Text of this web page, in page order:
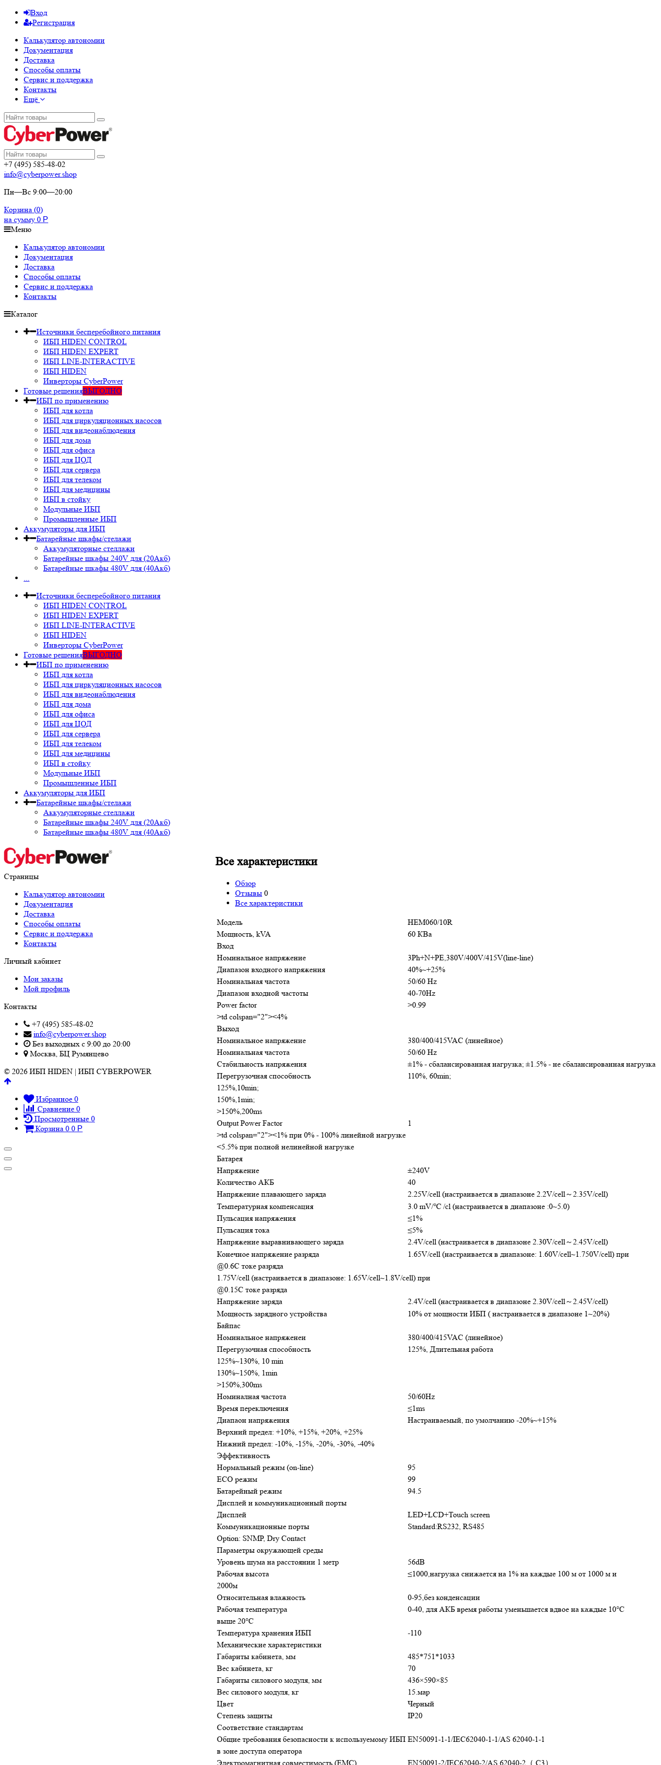
Вход
Регистрация
Калькулятор автономии
Документация
Доставка
Способы оплаты
Сервис и поддержка
Контакты
Ещё
+7 (495) 585-48-02
info@cyberpower.shop
Пн—Вс 9:00—20:00
Корзина (0)
на сумму 0 Р
Меню
Калькулятор автономии
Документация
Доставка
Способы оплаты
Сервис и поддержка
Контакты
Каталог
Источники бесперебойного питания
ИБП HIDEN CONTROL
ИБП HIDEN EXPERT
ИБП LINE-INTERACTIVE
ИБП HIDEN
Инверторы CyberPower
Готовые решенияВЫГОДНО
ИБП по применению
ИБП для котла
ИБП для циркуляционных насосов
ИБП для видеонаблюдения
ИБП для дома
ИБП для офиса
ИБП для ЦОД
ИБП для сервера
ИБП для телеком
ИБП для медицины
ИБП в стойку
Модульные ИБП
Промышленные ИБП
Аккумуляторы для ИБП
Батарейные шкафы/стелажи
Аккумуляторные стеллажи
Батарейные шкафы 240V для (20Акб)
Батарейные шкафы 480V для (40Акб)
...
Источники бесперебойного питания
ИБП HIDEN CONTROL
ИБП HIDEN EXPERT
ИБП LINE-INTERACTIVE
ИБП HIDEN
Инверторы CyberPower
Готовые решенияВЫГОДНО
ИБП по применению
ИБП для котла
ИБП для циркуляционных насосов
ИБП для видеонаблюдения
ИБП для дома
ИБП для офиса
ИБП для ЦОД
ИБП для сервера
ИБП для телеком
ИБП для медицины
ИБП в стойку
Модульные ИБП
Промышленные ИБП
Аккумуляторы для ИБП
Батарейные шкафы/стелажи
Аккумуляторные стеллажи
Батарейные шкафы 240V для (20Акб)
Батарейные шкафы 480V для (40Акб)
Все характеристики
Обзор
Отзывы 0
Все характеристики
Модель
HEM060/10R
Мощность, kVA
60 КВа
Вход
Номинальное напряжение
3Ph+N+PE,380V/400V/415V(line-line)
Диапазон входного напряжения
40%~+25%
Номинальная частота
50/60 Hz
Диапазон входной частоты
40-70Hz
Power factor
>0.99
>td colspan="2"><4%
Выход
Номинальное напряжение
380/400/415VAC (линейное)
Номинальная частота
50/60 Hz
Стабильность напряжения
±1% - сбалансированная нагрузка; ±1.5% - не сбалансированная нагрузка
Перегрузочная способность
110%, 60min;
125%,10min;
150%,1min;
>150%,200ms
Output Power Factor
1
>td colspan="2"><1% при 0% - 100% линейной нагрузке
<5.5% при полной нелинейной нагрузке
Батарея
Напряжение
±240V
Количество АКБ
40
Напряжение плавающего заряда
2.25V/cell (настраивается в диапазоне 2.2V/cell～2.35V/cell)
Температурная компенсация
3.0 mV/℃ /cl (настраивается в диапазоне :0~5.0)
Пульсация напряжения
≤1%
Пульсация тока
≤5%
Напряжение выравнивающего заряда
2.4V/cell (настраивается в диапазоне 2.30V/cell～2.45V/cell)
Конечное напряжение разряда
1.65V/cell (настраивается в диапазоне: 1.60V/cell~1.750V/cell) при
@0.6C токе разряда
1.75V/cell (настраивается в диапазоне: 1.65V/cell~1.8V/cell) при
@0.15C токе разряда
Напряжение заряда
2.4V/cell (настраивается в диапазоне 2.30V/cell～2.45V/cell)
Мощность зарядного устройства
10% от мощности ИБП ( настраивается в диапазоне 1~20%)
Байпас
Номинальное напряженеи
380/400/415VAC (линейное)
Перегрузочная способность
125%, Длительная работа
125%~130%, 10 min
130%~150%, 1min
>150%,300ms
Номиналная частота
50/60Hz
Время переключения
≤1ms
Диапаон напряжения
Настраиваемый, по умолчанию -20%~+15%
Верхний предел: +10%, +15%, +20%, +25%
Нижний предел: -10%, -15%, -20%, -30%, -40%
Эффективность
Нормальный режим (on-line)
95
ECO режим
99
Батарейный режим
94.5
Дисплей и коммуникационный порты
Дисплей
LED+LCD+Touch screen
Коммуникационные порты
Standard:RS232, RS485
Option: SNMP, Dry Contact
Параметры окружающей среды
Уровень шума на расстоянии 1 метр
56dB
Рабочая высота
≤1000,нагрузка снижается на 1% на каждые 100 м от 1000 м и
2000м
Относительная влажность
0-95,без конденсации
Рабочая температура
0-40, для АКБ время работы уменьшается вдвое на каждые 10°C
выше 20°C
Температура хранения ИБП
-110
Механические характеристики
Габариты кабинета, мм
485*751*1033
Вес кабинета, кг
70
Габариты силового модуля, мм
436×590×85
Вес силового модуля, кг
15.мар
Цвет
Черный
Степень защиты
IP20
Соответствие стандартам
Общие требования безопасности к используемому ИБП EN50091-1-1/IEC62040-1-1/AS 62040-1-1
в зоне доступа оператора
Электромагнитная совместимость (EMC)
EN50091-2/IEC62040-2/AS 62040-2（ C3）
Страницы
Калькулятор автономии
Документация
Доставка
Способы оплаты
Сервис и поддержка
Контакты
Личный кабинет
Мои заказы
Мой профиль
Контакты
+7 (495) 585-48-02
info@cyberpower.shop
Без выходных с 9:00 до 20:00
Москва, БЦ Румянцево
© 2026 ИБП HIDEN | ИБП CYBERPOWER
Избранное 0
Сравнение 0
Просмотренные 0
Корзина 0 0 Р